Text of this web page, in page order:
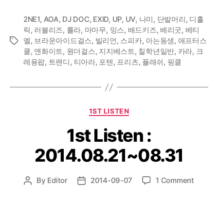
Tags
2NE1, AOA, DJ DOC, EXID, UP, UV, 나미, 단발머리, 디홀
릭, 러블리즈, 룰라, 마마무, 밍스, 배드키즈, 베리굿, 베티
엘, 브라운아이드걸스, 빌리언, 스피카, 아는동생, 애프터스
쿨, 앤화이트, 원더걸스, 지지베스트, 칠학년일반, 카라, 크
레용팝, 트랜디, 티아라, 포텐, 프리츠, 플래쉬, 핑클
Categories
1ST LISTEN
1st Listen :
2014.08.21~08.31
Post
By Editor
Post2014-09-07 1 Commenton